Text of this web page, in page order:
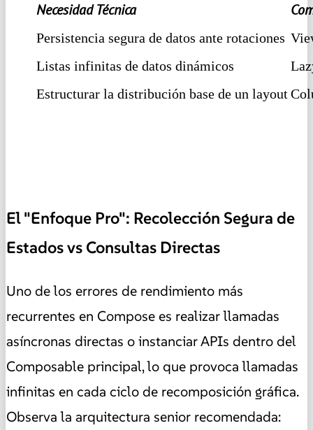
Necesidad Técnica
Persistencia segura de datos ante rotaciones
Listas infinitas de datos dinámicos
Estructurar la distribución base de un layout
El "Enfoque Pro": Recolección Segura de
Estados vs Consultas Directas
Uno de los errores de rendimiento más
recurrentes en Compose es realizar llamadas
asíncronas directas o instanciar APIs dentro del
Composable principal, lo que provoca llamadas
infinitas en cada ciclo de recomposición gráfica.
Observa la arquitectura senior recomendada: